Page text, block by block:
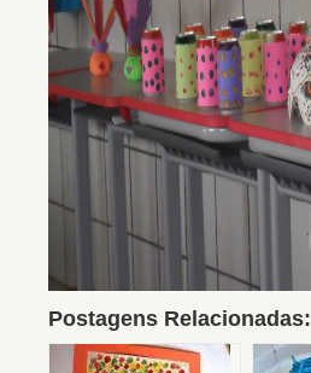
Postagens Relacionadas: